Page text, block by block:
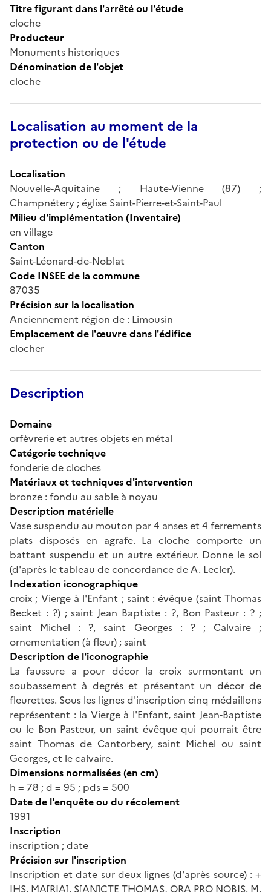
Titre figurant dans l'arrêté ou l'étude
cloche
Producteur
Monuments historiques
Dénomination de l'objet
cloche
Localisation au moment de la
protection ou de l'étude
Localisation
Nouvelle-Aquitaine ; Haute-Vienne (87) ;
Champnétery ; église Saint-Pierre-et-Saint-Paul
Milieu d'implémentation (Inventaire)
en village
Canton
Saint-Léonard-de-Noblat
Code INSEE de la commune
87035
Précision sur la localisation
Anciennement région de : Limousin
Emplacement de l'œuvre dans l'édifice
clocher
Description
Domaine
orfèvrerie et autres objets en métal
Catégorie technique
fonderie de cloches
Matériaux et techniques d'intervention
bronze : fondu au sable à noyau
Description matérielle
Vase suspendu au mouton par 4 anses et 4 ferrements
plats disposés en agrafe. La cloche comporte un
battant suspendu et un autre extérieur. Donne le sol
(d'après le tableau de concordance de A. Lecler).
Indexation iconographique
croix ; Vierge à l'Enfant ; saint : évêque (saint Thomas
Becket : ?) ; saint Jean Baptiste : ?, Bon Pasteur : ? ;
saint Michel : ?, saint Georges : ? ; Calvaire ;
ornementation (à fleur) ; saint
Description de l'iconographie
La faussure a pour décor la croix surmontant un
soubassement à degrés et présentant un décor de
fleurettes. Sous les lignes d'inscription cinq médaillons
représentent : la Vierge à l'Enfant, saint Jean-Baptiste
ou le Bon Pasteur, un saint évêque qui pourrait être
saint Thomas de Cantorbery, saint Michel ou saint
Georges, et le calvaire.
Dimensions normalisées (en cm)
h = 78 ; d = 95 ; pds = 500
Date de l'enquête ou du récolement
1991
Inscription
inscription ; date
Précision sur l'inscription
Inscription et date sur deux lignes (d'après source) : +
IHS. MA[RIA]. S[AN]CTE THOMAS, ORA PRO NOBIS. M.